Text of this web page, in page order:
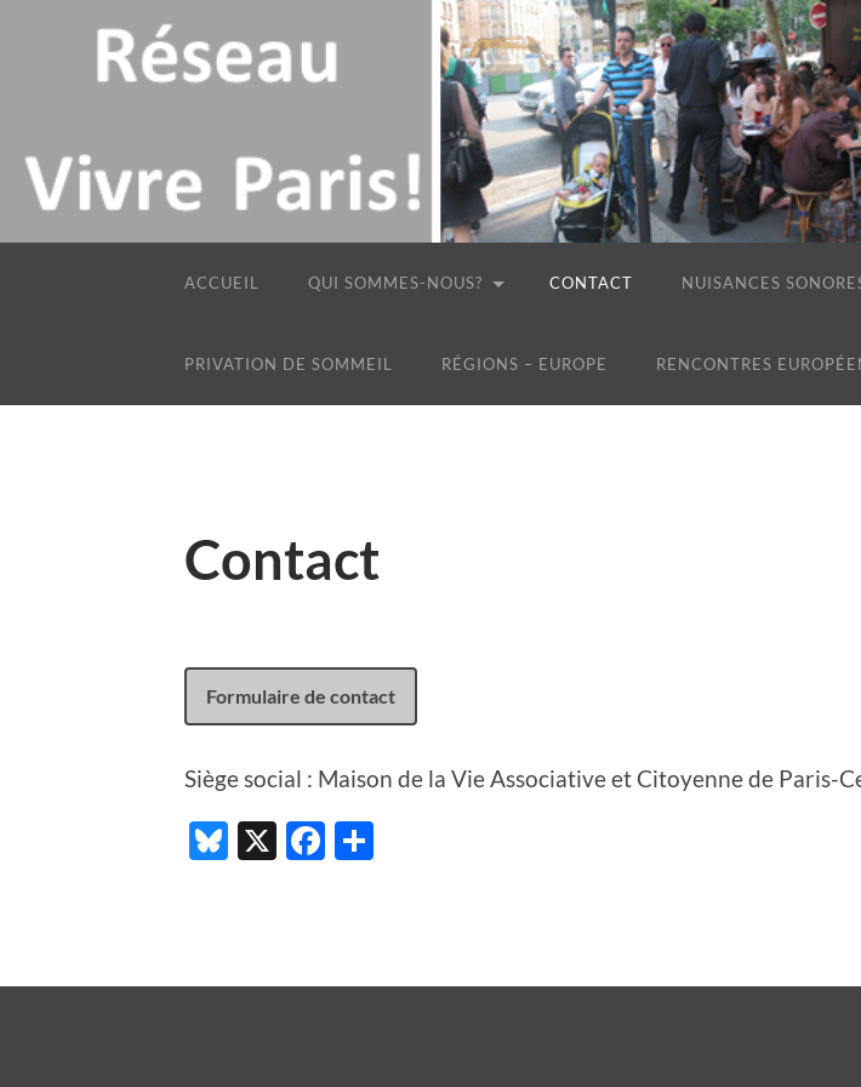
ACCUEIL QUI SOMMES-NOUS? CONTACT NUISANCES
PRIVATION DE SOMMEIL RÉGIONS – EUROPE RENCONTRES
Contact
Formulaire de contact
Siège social : Maison de la Vie Associative et Citoyenne de Paris-
Bluesky
X Facebook